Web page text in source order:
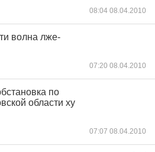
08:04 08.04.2010
волна лже-
07:20 08.04.2010
по
области ху
07:07 08.04.2010